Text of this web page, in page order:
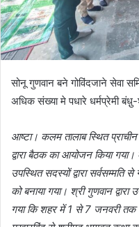
सोनू गुणवान बने गोविंदजाने सेवा
अधिक संख्या मे पधारे धर्मप्रेमी
आष्टा। कलम तालाब स्थित प्राचीन
द्वारा बैठक का आयोजन किया गया।
उपस्थित सदस्यों द्वारा सर्वसम्मति
को बनाया गया। श्री गुणवान
गया कि शहर में 1 से 7 जनवरी तक